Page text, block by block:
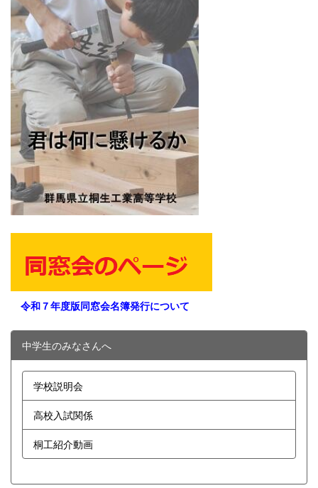
令和７年度版同窓会名簿発行について
中学生のみなさんへ
学校説明会
高校入試関係
桐工紹介動画